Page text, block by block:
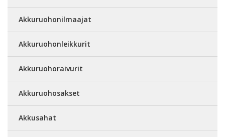
Akkuruohonilmaajat
Akkuruohonleikkurit
Akkuruohoraivurit
Akkuruohosakset
Akkusahat